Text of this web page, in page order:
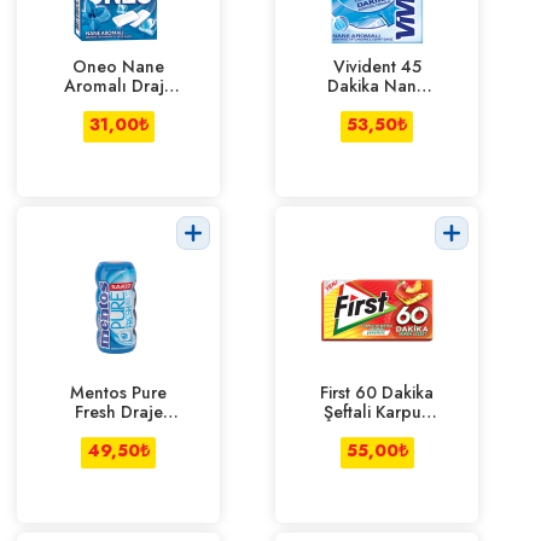
Oneo Nane
Aromalı Draje
Sakız 21 g
31,00₺
Vivident 45
Dakika Nane
Aromalı 33 g
53,50₺
Mentos Pure
Fresh Draje
Sakız 30 g
49,50₺
First 60 Dakika
Şeftali Karpuz
27 g
55,00₺